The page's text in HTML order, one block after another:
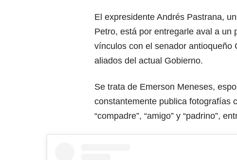
El expresidente Andrés Pastrana,
Petro, está por entregarle aval a
vínculos con el senador antioqueño
aliados del actual Gobierno.
Se trata de Emerson Meneses,
constantemente publica fotografías
“compadre”, “amigo” y “padrino”,